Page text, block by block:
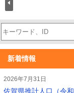
検
索
キ
ー
新着情報
2026年7月31日
佐賀県推計人口（令